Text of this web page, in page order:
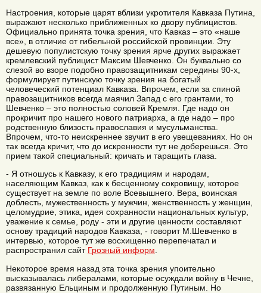
Настроения, которые царят вблизи укротителя Кавказа Путина,
выражают несколько приближенных ко двору публицистов.
Официально принята точка зрения, что Кавказ – это «наше
все», в отличие от гибельной российской провинции. Эту
дешевую популистскую точку зрения ярче других выражает
кремлевский публицист Максим Шевченко. Он буквально со
слезой во взоре подобно правозащитникам середины 90-х,
формулирует путинскую точку зрения на богатый
человеческий потенциал Кавказа. Впрочем, если за спиной
правозащитников всегда маячил Запад с его грантами, то
Шевченко – это полностью соловей Кремля. Где надо он
прокричит про нашего нового патриарха, а где надо – про
родственную близость православия и мусульманства.
Впрочем, что-то неискреннее звучит в его увещеваниях. Но он
так всегда кричит, что до искренности тут не доберешься. Это
прием такой специальный: кричать и таращить глаза.
- Я отношусь к Кавказу, к его традициям и народам,
населяющим Кавказ, как к бесценному сокровищу, которое
существует на земле по воле Всевышнего. Вера, воинская
доблесть, мужественность у мужчин, женственность у женщин,
целомудрие, этика, идея сохранности национальных культур,
уважение к семье, роду - эти и другие ценности составляют
основу традиций народов Кавказа, - говорит М.Шевченко в
интервью, которое тут же восхищенно перепечатал и
распространил сайт Грозный информ
Некоторое время назад эта точка зрения упоительно
высказывалась либералами, которые осуждали войну в Чечне,
развязанную Ельциным и продолженную Путиным. Но